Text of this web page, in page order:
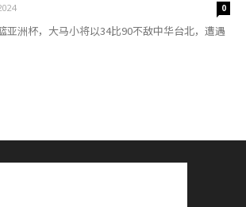
0
亚洲杯，大马小将以34比90不敌中华台北，遭遇